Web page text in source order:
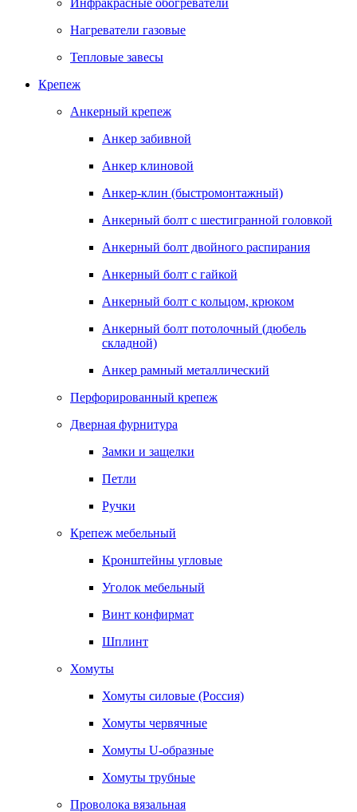
Инфракрасные обогреватели
Нагреватели газовые
Тепловые завесы
Крепеж
Анкерный крепеж
Анкер забивной
Анкер клиновой
Анкер-клин (быстромонтажный)
Анкерный болт с шестигранной головкой
Анкерный болт двойного распирания
Анкерный болт с гайкой
Анкерный болт с кольцом, крюком
Анкерный болт потолочный (дюбель
складной)
Анкер рамный металлический
Перфорированный крепеж
Дверная фурнитура
Замки и защелки
Петли
Ручки
Крепеж мебельный
Кронштейны угловые
Уголок мебельный
Винт конфирмат
Шплинт
Хомуты
Хомуты силовые (Россия)
Хомуты червячные
Хомуты U-образные
Хомуты трубные
Проволока вязальная